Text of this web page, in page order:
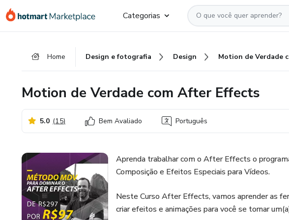
para
para
para
Categorias
Home Design e fotografia Design
Motion de Verdade com After Effects
5.0 (15) Bem Avaliado Português
Aprenda trabalhar com o After Effects o
Composição e Efeitos Especiais para Vídeos.
Neste Curso After Effects, vamos aprender as
criar efeitos e animações para você se tornar